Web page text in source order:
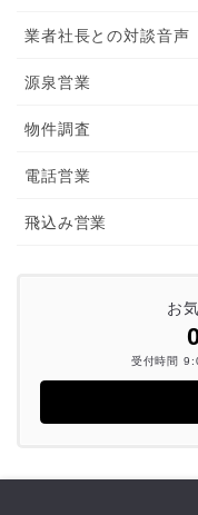
業者社長との対談音声
源泉営業
物件調査
電話営業
飛込み営業
お
受付時間